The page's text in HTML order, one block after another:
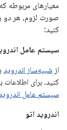
معیارهای مربوطه
صورت لزوم، هر دو
کنید:
سیستم عامل
از شبیه‌ساز اندروید
کنید. برای اطلاعات
سیستم عامل
اندروید اتو